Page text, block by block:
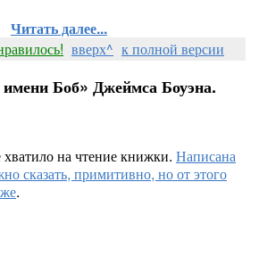
Читать далее...
вверх^ к полной версии
Боб» Джеймса Боуэна.
на чтение книжки. Написана
сказать, примитивно, но от этого
.